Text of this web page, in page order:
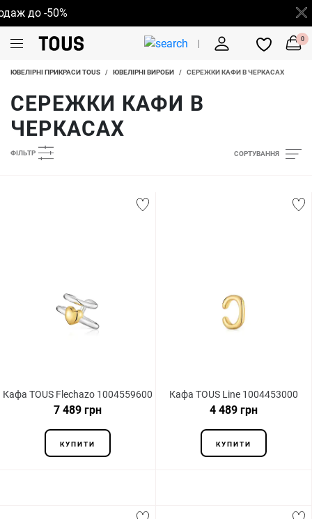
до -50%
0
ЮВЕЛІРНІ ПРИКРАСИ TOUS / ЮВЕЛІРНІ ВИРОБИ / СЕРЕЖКИ КАФИ В ЧЕРКАСАХ
СЕРЕЖКИ КАФИ В
ЧЕРКАСАХ
СОРТУВАННЯ
ФІЛЬТР
Кафа TOUS Flechazo 1004559600
7 489 грн
КУПИТИ
Кафа TOUS Line 1004453000
4 489 грн
КУПИТИ